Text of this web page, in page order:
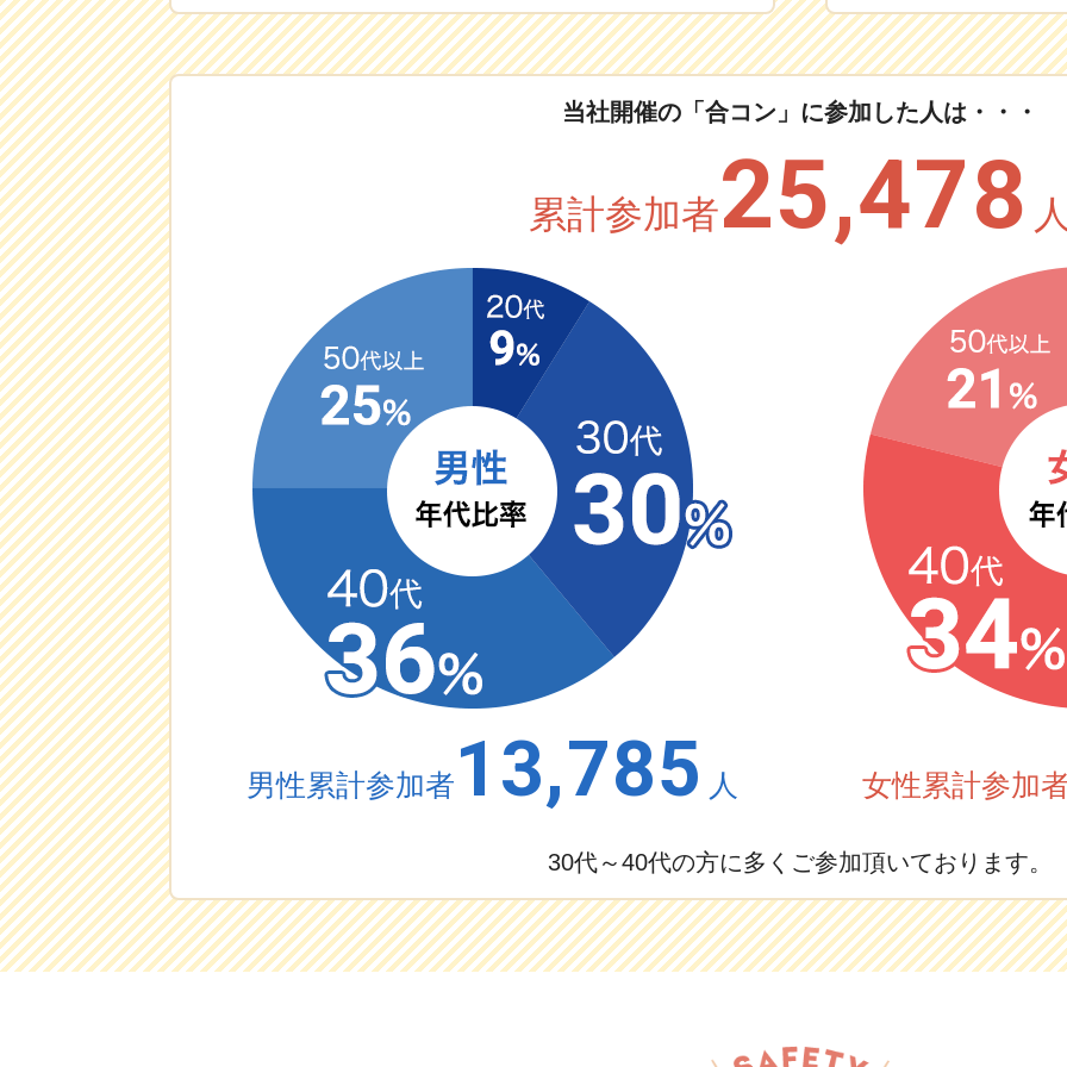
当社開催の「合コン」に参加した人は・・・
累計参加者25,478
男性累計参加者 13,785 人 女性累計参加
30代～40代の方に多くご参加頂いております。